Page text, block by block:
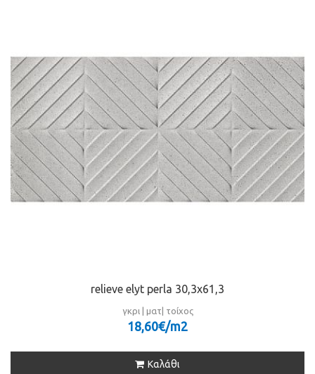
relieve elyt perla 30,3x61,3
γκρι | ματ| τοίχος
18,60€/m2
Καλάθι